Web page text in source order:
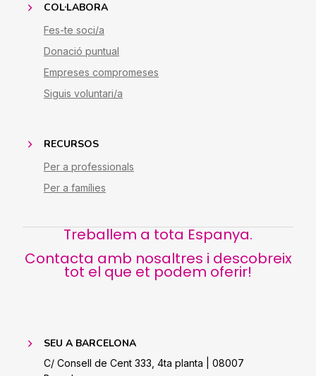
COL·LABORA
Fes-te soci/a
Donació puntual
Empreses compromeses
Siguis voluntari/a
RECURSOS
Per a professionals
Per a famílies
Treballem a tota Espanya.
Contacta amb nosaltres i descobreix
tot el que et podem oferir!
SEU A BARCELONA
C/ Consell de Cent 333, 4ta planta | 08007